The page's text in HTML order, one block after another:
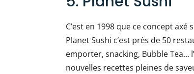
C’est en 1998 que ce concept
Planet Sushi c’est près de 50
emporter, snacking, Bubble Tea…
nouvelles recettes pleines de